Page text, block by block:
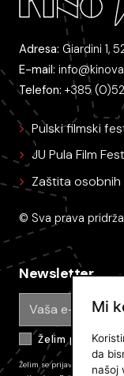
Mi
da
našoj
Adresa: Giardini 1,
E-mail:
Telefon: +385
Pulski filmski
JU Pula Film
Zaštita
© Sva prava
Newsletter
Želim primati
Želim se prijaviti na